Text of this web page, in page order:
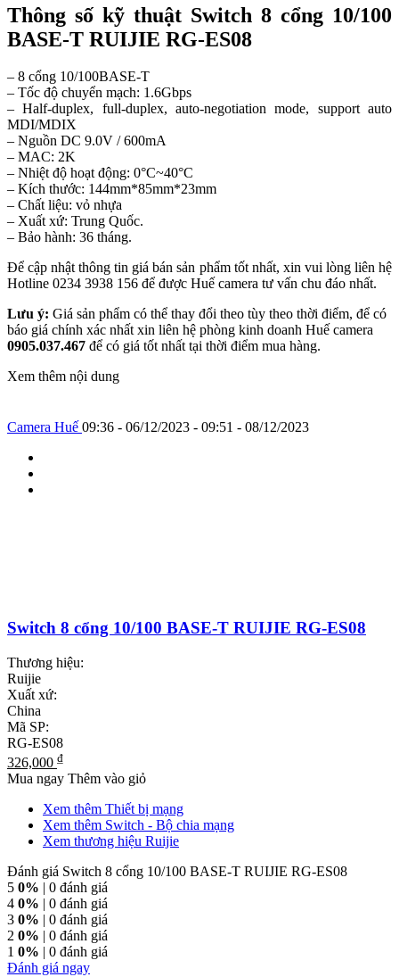
Thông số kỹ thuật Switch 8 cổng 10/100
BASE-T RUIJIE RG-ES08
– 8 cổng 10/100BASE-T
– Tốc độ chuyển mạch: 1.6Gbps
– Half-duplex, full-duplex, auto-negotiation mode, support auto
MDI/MDIX
– Nguồn DC 9.0V / 600mA
– MAC: 2K
– Nhiệt độ hoạt động: 0°C~40°C
– Kích thước: 144mm*85mm*23mm
– Chất liệu: vỏ nhựa
– Xuất xứ: Trung Quốc.
– Bảo hành: 36 tháng.
Để cập nhật thông tin giá bán sản phẩm tốt nhất, xin vui lòng liên hệ
Hotline 0234 3938 156 để được Huế camera tư vấn chu đáo nhất.
Lưu ý: Giá sản phẩm có thể thay đổi theo tùy theo thời điểm, để có
báo giá chính xác nhất xin liên hệ phòng kinh doanh Huế camera
0905.037.467 để có giá tốt nhất tại thời điểm mua hàng.
Xem thêm nội dung
Camera Huế 09:36 - 06/12/2023 - 09:51 - 08/12/2023
Switch 8 cổng 10/100 BASE-T RUIJIE RG-ES08
Thương hiệu:
Ruijie
Xuất xứ:
China
Mã SP:
RG-ES08
326,000 ₫
Mua ngay Thêm vào giỏ
Xem thêm Thiết bị mạng
Xem thêm Switch - Bộ chia mạng
Xem thương hiệu Ruijie
Đánh giá Switch 8 cổng 10/100 BASE-T RUIJIE RG-ES08
5 0% | 0 đánh giá
4 0% | 0 đánh giá
3 0% | 0 đánh giá
2 0% | 0 đánh giá
1 0% | 0 đánh giá
Đánh giá ngay